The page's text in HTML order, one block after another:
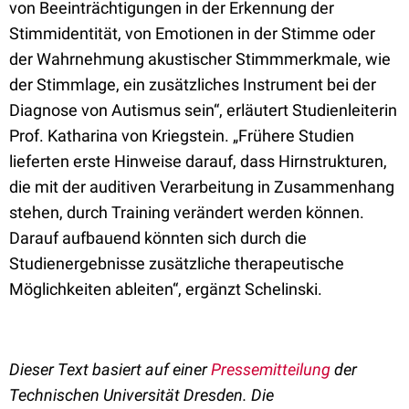
von Beeinträchtigungen in der Erkennung der
Stimmidentität, von Emotionen in der Stimme oder
der Wahrnehmung akustischer Stimmmerkmale, wie
der Stimmlage, ein zusätzliches Instrument bei der
Diagnose von Autismus sein“, erläutert Studienleiterin
Prof. Katharina von Kriegstein. „Frühere Studien
lieferten erste Hinweise darauf, dass Hirnstrukturen,
die mit der auditiven Verarbeitung in Zusammenhang
stehen, durch Training verändert werden können.
Darauf aufbauend könnten sich durch die
Studienergebnisse zusätzliche therapeutische
Möglichkeiten ableiten“, ergänzt Schelinski.
Dieser Text basiert auf einerPressemitteilungder
Technischen Universität Dresden. Die